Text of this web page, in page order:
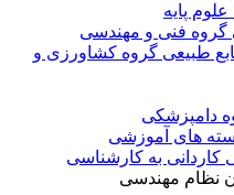
پایه
گروه فنی و مهندسی
گروه کشاورزی و
دامپزشکی
های آموزشی
کاردانی به کارشناسی
نظام مهندسی